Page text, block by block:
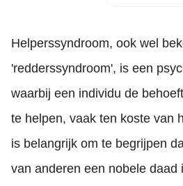
Helperssyndroom, ook wel
'redderssyndroom', is een
waarbij een individu de
te helpen, vaak ten koste van
is belangrijk om te begrijpen
van anderen een nobele daad